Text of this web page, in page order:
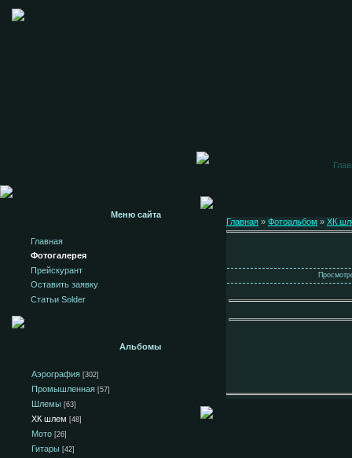
Меню сайта
Главная
Фотогалерея
Прейскурант
Оставить заявку
Статьи Solder
Альбомы
Аэрография [302]
Промышленная [57]
Шлемы [63]
ХК шлем [48]
Мото [26]
Гитары [42]
Главная » Фотоальбом » ХК